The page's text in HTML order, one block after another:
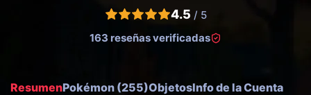
4.5 / 5
163 reseñas verificadas
ResumenPokémon (255)ObjetosInfo de la Cuenta